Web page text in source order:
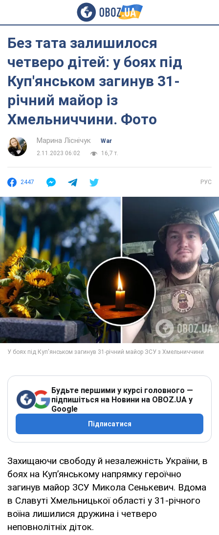
Без тата залишилося
четверо дітей: у боях під
Куп'янськом загинув 31-
річний майор із
Хмельниччини. Фото
Марина Ліснічук
War
2.11.2023 06:02
16,7 т.
2447 РУС
Будьте першими у курсі головного —
підпишіться на Новини на OBOZ.UA у
Google
Підписатися
Захищаючи свободу й незалежність України, в
боях на Куп’янському напрямку героїчно
загинув майор ЗСУ Микола Сенькевич. Вдома
в Славуті Хмельницької області у 31-річного
воїна лишилися дружина і четверо
неповнолітніх діток.